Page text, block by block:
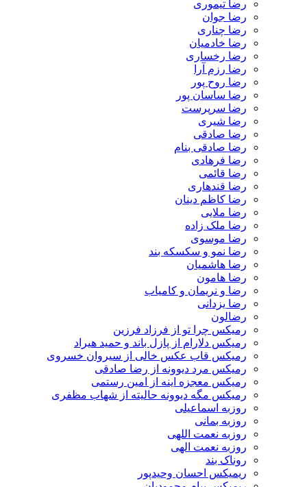
رضا تیموری
رضا جوان
رضا چناری
رضا خادمیان
رضا رخساری
رضا رزم آرا
رضا روح پور
رضا ساسان پور
رضا سرپرست
رضا شیری
رضا صادقی
رضا صادقی بنام
رضا فرهادی
رضا قائمی
رضا قندهاری
رضا کاظم دینان
رضا ملایی
رضا ملک زاده
رضا موسوی
رضا نمو و سکسکه بند
رضا هاشمیان
رضا هامون
رضا و نریمان و کامیاب
رضا یزدانی
رضالون
رمیکس چرا تو از فرزاد فرزین
رمیکس دلارام از پازل باند و حمید هیراد
رمیکس قاب عکس خالی از سیروان خسروی
رمیکس مرد دیوونه از رضا صادقی
رمیکس معجزه اینه از امین رستمی
رمیکس مگه دیوونه حالیته از شهاب مظفری
روزبه اسماعیلی
روزبه بمانی
روزبه نعمت اللهی
روزبه نعمت الهی
روناک بند
ریمیکس احسان وحیدپور